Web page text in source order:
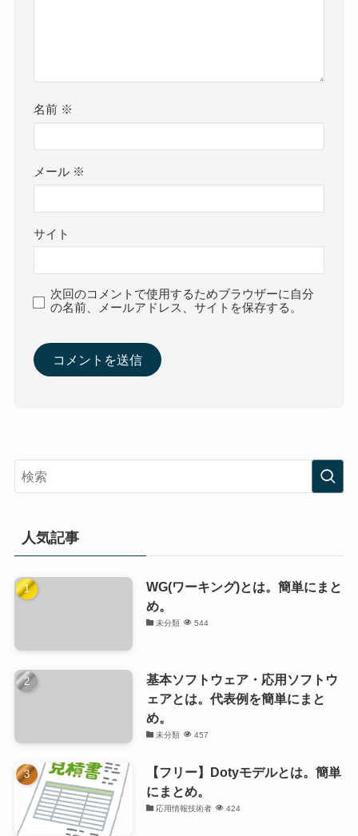
名前 ※
メール ※
サイト
次回のコメントで使用するためブラウザーに自分
の名前、メールアドレス、サイトを保存する。
人気記事
WG(ワーキング)とは。簡単にまと
め。
未分類 544
基本ソフトウェア・応用ソフトウ
ェアとは。代表例を簡単にまと
め。
未分類 457
【フリー】Dotyモデルとは。簡単
にまとめ。
応用情報技術者 424